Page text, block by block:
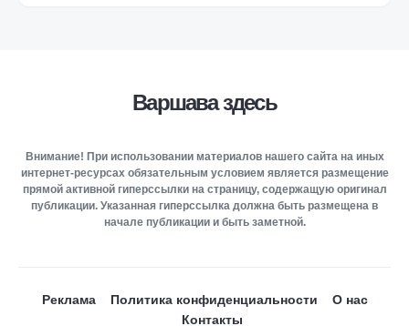
Варшава здесь
Внимание! При использовании материалов нашего сайта на иных
интернет-ресурсах обязательным условием является размещение
прямой активной гиперссылки на страницу, содержащую оригинал
публикации. Указанная гиперссылка должна быть размещена в
начале публикации и быть заметной.
Реклама Политика конфиденциальности
О нас
Контакты